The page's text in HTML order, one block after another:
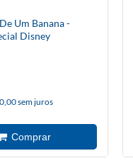
Um Banana -
Disney
sem juros